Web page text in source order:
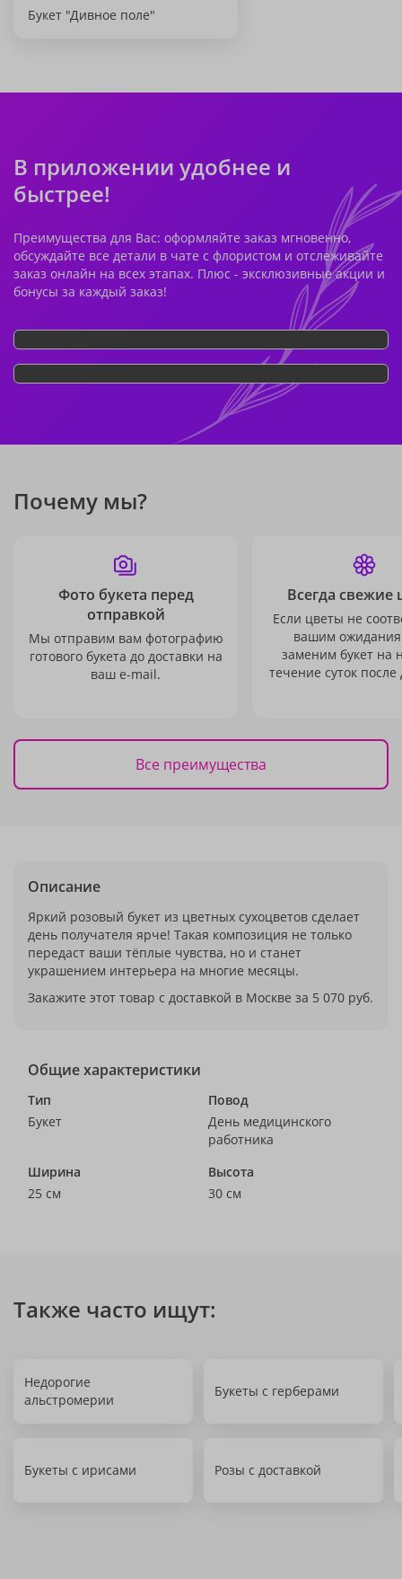
Букет "Дивное поле"
В приложении удобнее и
быстрее!
Преимущества для Вас: оформляйте заказ мгновенно,
обсуждайте все детали в чате с флористом и отслеживайте
заказ онлайн на всех этапах. Плюс - эксклюзивные акции и
бонусы за каждый заказ!
Почему мы?
Фото букета перед
отправкой
Мы отправим вам фотографию
готового букета до доставки на
ваш e-mail.
Всегда свежие
Если цветы не
вашим
заменим букет на
течение суток после
Все преимущества
Описание
Яркий розовый букет из цветных сухоцветов сделает
день получателя ярче! Такая композиция не только
передаст ваши тёплые чувства, но и станет
украшением интерьера на многие месяцы.
Закажите этот товар с доставкой в Москве за 5 070 руб.
Общие характеристики
Тип
Букет
Повод
День медицинского
работника
Ширина
25 см
Высота
30 см
Также часто ищут:
Недорогие
альстромерии
Букеты с герберами
Букеты с ирисами Розы с доставкой